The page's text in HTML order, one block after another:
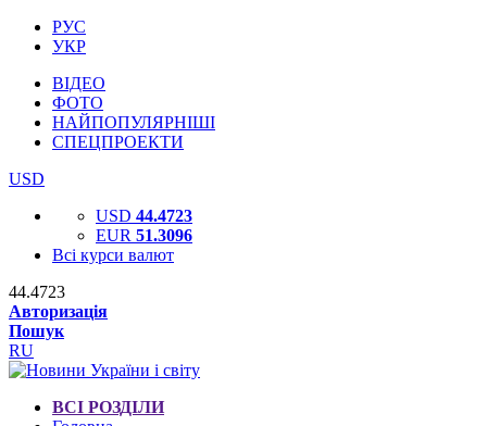
РУС
УКР
ВІДЕО
ФОТО
НАЙПОПУЛЯРНІШІ
СПЕЦПРОЕКТИ
USD
USD 44.4723
EUR 51.3096
Всі курси валют
44.4723
Авторизація
Пошук
RU
ВСІ РОЗДІЛИ